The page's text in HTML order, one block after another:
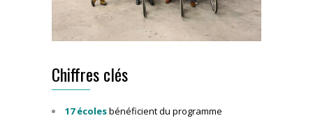
Chiffres clés
17 écolesbénéficient du programme